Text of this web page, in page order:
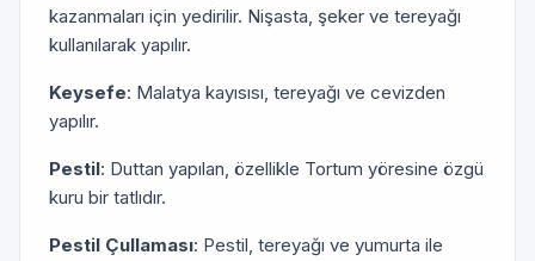
kazanmaları için yedirilir. Nişasta, şeker ve tereyağı
kullanılarak yapılır.
Keysefe: Malatya kayısısı, tereyağı ve cevizden
yapılır.
Pestil: Duttan yapılan, özellikle Tortum yöresine özgü
kuru bir tatlıdır.
Pestil Çullaması: Pestil, tereyağı ve yumurta ile